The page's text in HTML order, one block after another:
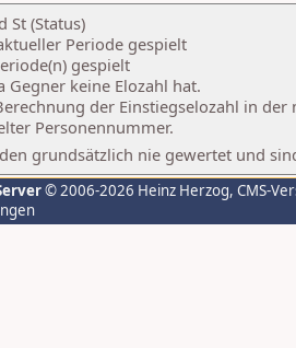
St (Status)
Periode gespielt
gespielt
keine Elozahl hat.
der Einstiegselozahl in
Personennummer.
grundsätzlich nie gewertet und
© 2006-2026 Heinz Herzog, CMS-